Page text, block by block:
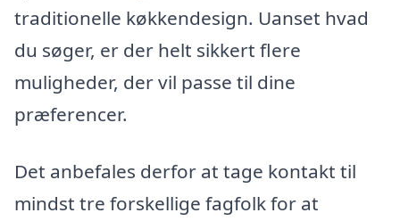
traditionelle køkkendesign. Uanset hvad
du søger, er der helt sikkert flere
muligheder, der vil passe til dine
præferencer.
Det anbefales derfor at tage kontakt til
mindst tre forskellige fagfolk for at